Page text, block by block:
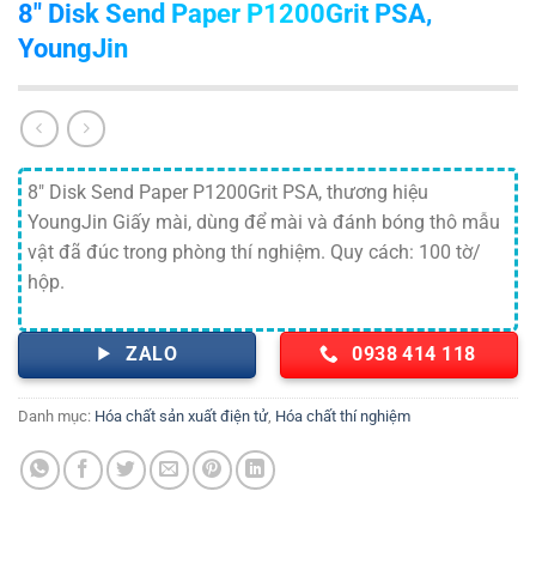
8″ Disk Send Paper P1200Grit PSA,
YoungJin
8″ Disk Send Paper P1200Grit PSA, thương hiệu
YoungJin Giấy mài, dùng để mài và đánh bóng thô mẫu
vật đã đúc trong phòng thí nghiệm. Quy cách: 100 tờ/
hộp.
ZALO 0938 414 118
Danh mục: Hóa chất sản xuất điện tử, Hóa chất thí nghiệm